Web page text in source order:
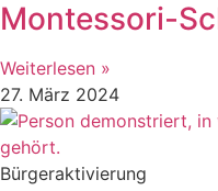
Montessori-
Weiterlesen »
27. März 2024
Bürgeraktivierung